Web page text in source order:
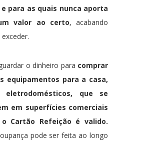
para as quais nunca aporta
valor ao certo, acabando
o dinheiro para comprar
equipamentos para a casa,
eletrodomésticos, que se
em superfícies comerciais
Cartão Refeição é valido.
pode ser feita ao longo